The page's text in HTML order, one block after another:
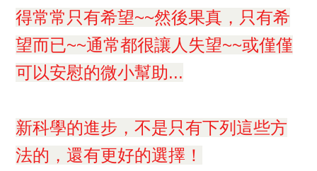
得常常只有希望~~然後果真，只有希
望而已~~通常都很讓人失望~~或僅僅
可以安慰的微小幫助...
新科學的進步，不是只有下列這些方
法的，還有更好的選擇！